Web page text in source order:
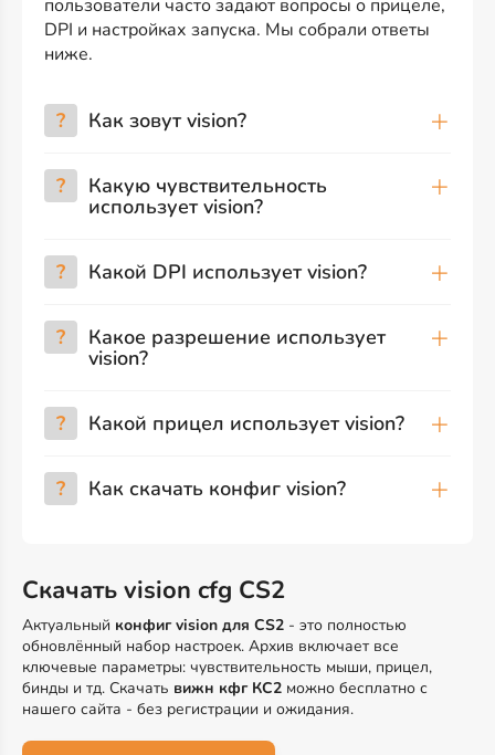
пользователи часто задают вопросы о прицеле,
DPI и настройках запуска. Мы собрали ответы
ниже.
? Как зовут vision?
? Какую чувствительность
использует vision?
? Какой DPI использует vision?
? Какое разрешение использует
vision?
? Какой прицел использует vision?
? Как скачать конфиг vision?
Скачать vision cfg CS2
Актуальный конфиг vision для CS2 - это полностью
обновлённый набор настроек. Архив включает все
ключевые параметры: чувствительность мыши, прицел,
бинды и тд. Скачать вижн кфг КС2 можно бесплатно с
нашего сайта - без регистрации и ожидания.